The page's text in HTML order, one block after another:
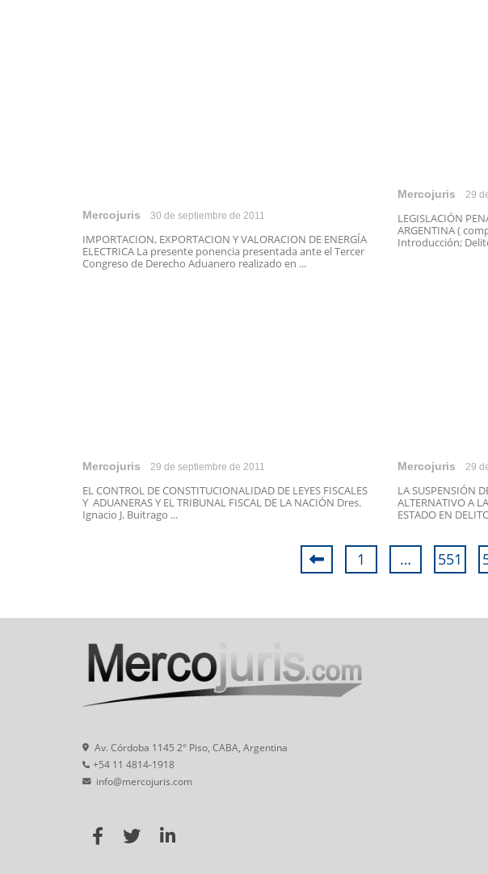
Mercojuris 30 de septiembre de 2011
IMPORTACION, EXPORTACION Y VALORACION DE ENERGÍA
ELECTRICA La presente ponencia presentada ante el Tercer
Congreso de Derecho Aduanero realizado en ...
Mercojuris 29
LEGISLACIÓN
ARGENTINA (
Introducción;
Mercojuris 29 de septiembre de 2011
EL CONTROL DE CONSTITUCIONALIDAD DE LEYES FISCALES
Y ADUANERAS Y EL TRIBUNAL FISCAL DE LA NACIÓN Dres.
Ignacio J. Buitrago ...
Mercojuris 29
LA SUSPENSIÓN
ALTERNATIVO A
ESTADO EN
1 … 551
Av. Córdoba 1145 2° Piso, CABA, Argentina
+54 11 4814-1918
info@mercojuris.com